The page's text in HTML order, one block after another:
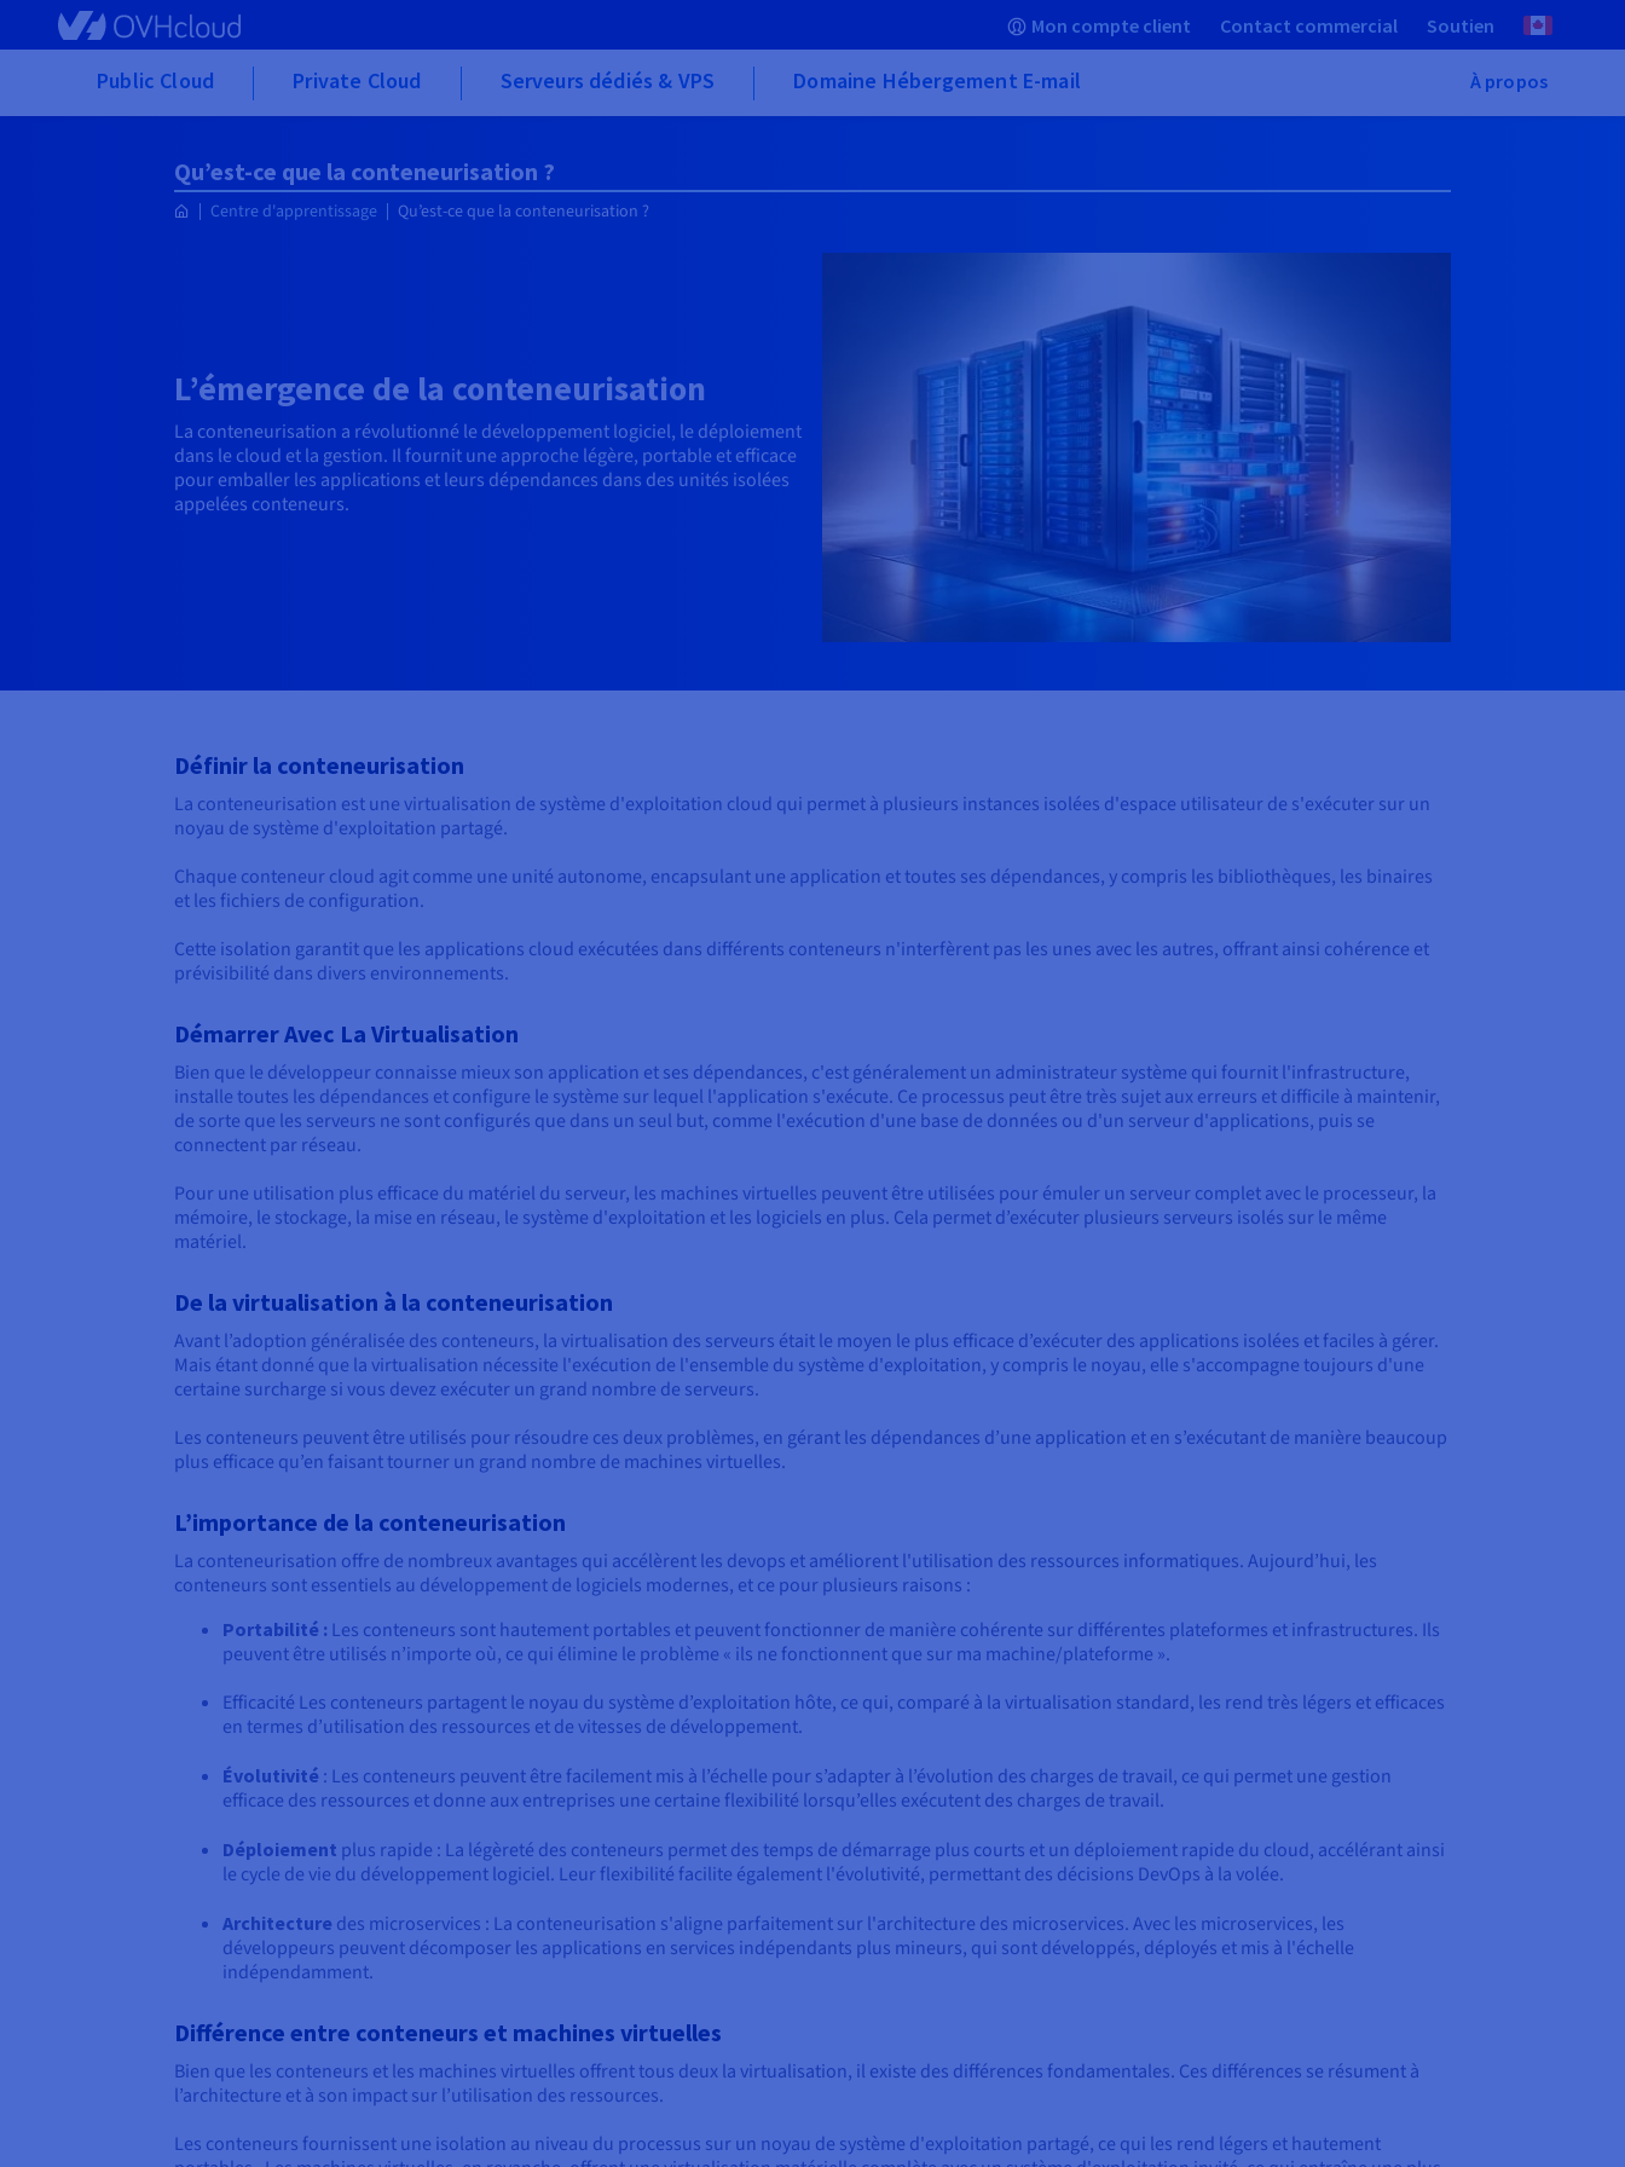
Skip to main content Mon compte client Contact commercial Soutien
Public Cloud Private Cloud Serveurs dédiés & VPS Domaine Hébergement E-mail À propos
Qu’est-ce que la conteneurisation ?
Centre d'apprentissage Qu’est-ce que la conteneurisation ?
L’émergence de la conteneurisation
La conteneurisation a révolutionné le développement logiciel, le déploiement
dans le cloud et la gestion. Il fournit une approche légère, portable et efficace
pour emballer les applications et leurs dépendances dans des unités isolées
appelées conteneurs.
Définir la conteneurisation
La conteneurisation est une virtualisation de système d'exploitation cloud qui permet à plusieurs instances isolées d'espace utilisateur de s'exécuter sur un
noyau de système d'exploitation partagé.
Chaque conteneur cloud agit comme une unité autonome, encapsulant une application et toutes ses dépendances, y compris les bibliothèques, les binaires
et les fichiers de configuration.
Cette isolation garantit que les applications cloud exécutées dans différents conteneurs n'interfèrent pas les unes avec les autres, offrant ainsi cohérence et
prévisibilité dans divers environnements.
Démarrer Avec La Virtualisation
Bien que le développeur connaisse mieux son application et ses dépendances, c'est généralement un administrateur système qui fournit l'infrastructure,
installe toutes les dépendances et configure le système sur lequel l'application s'exécute. Ce processus peut être très sujet aux erreurs et difficile à maintenir,
de sorte que les serveurs ne sont configurés que dans un seul but, comme l'exécution d'une base de données ou d'un serveur d'applications, puis se
connectent par réseau.
Pour une utilisation plus efficace du matériel du serveur, les machines virtuelles peuvent être utilisées pour émuler un serveur complet avec le processeur, la
mémoire, le stockage, la mise en réseau, le système d'exploitation et les logiciels en plus. Cela permet d’exécuter plusieurs serveurs isolés sur le même
matériel.
De la virtualisation à la conteneurisation
Avant l’adoption généralisée des conteneurs, la virtualisation des serveurs était le moyen le plus efficace d’exécuter des applications isolées et faciles à gérer.
Mais étant donné que la virtualisation nécessite l'exécution de l'ensemble du système d'exploitation, y compris le noyau, elle s'accompagne toujours d'une
certaine surcharge si vous devez exécuter un grand nombre de serveurs.
Les conteneurs peuvent être utilisés pour résoudre ces deux problèmes, en gérant les dépendances d’une application et en s’exécutant de manière beaucoup
plus efficace qu’en faisant tourner un grand nombre de machines virtuelles.
L’importance de la conteneurisation
La conteneurisation offre de nombreux avantages qui accélèrent les devops et améliorent l'utilisation des ressources informatiques. Aujourd’hui, les
conteneurs sont essentiels au développement de logiciels modernes, et ce pour plusieurs raisons :
Portabilité : Les conteneurs sont hautement portables et peuvent fonctionner de manière cohérente sur différentes plateformes et infrastructures. Ils
peuvent être utilisés n’importe où, ce qui élimine le problème « ils ne fonctionnent que sur ma machine/plateforme ».
Efficacité Les conteneurs partagent le noyau du système d’exploitation hôte, ce qui, comparé à la virtualisation standard, les rend très légers et efficaces
en termes d’utilisation des ressources et de vitesses de développement.
Évolutivité : Les conteneurs peuvent être facilement mis à l’échelle pour s’adapter à l’évolution des charges de travail, ce qui permet une gestion
efficace des ressources et donne aux entreprises une certaine flexibilité lorsqu’elles exécutent des charges de travail.
Déploiement plus rapide : La légèreté des conteneurs permet des temps de démarrage plus courts et un déploiement rapide du cloud, accélérant ainsi
le cycle de vie du développement logiciel. Leur flexibilité facilite également l'évolutivité, permettant des décisions DevOps à la volée.
Architecture des microservices : La conteneurisation s'aligne parfaitement sur l'architecture des microservices. Avec les microservices, les
développeurs peuvent décomposer les applications en services indépendants plus mineurs, qui sont développés, déployés et mis à l'échelle
indépendamment.
Différence entre conteneurs et machines virtuelles
Bien que les conteneurs et les machines virtuelles offrent tous deux la virtualisation, il existe des différences fondamentales. Ces différences se résument à
l’architecture et à son impact sur l’utilisation des ressources.
Les conteneurs fournissent une isolation au niveau du processus sur un noyau de système d'exploitation partagé, ce qui les rend légers et hautement